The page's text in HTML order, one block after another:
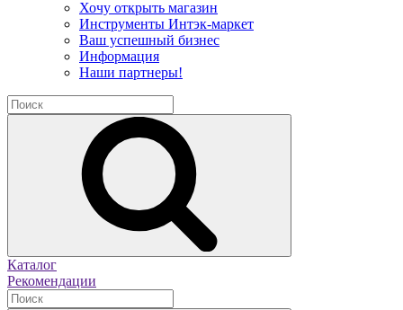
Хочу открыть магазин
Инструменты Интэк-маркет
Ваш успешный бизнес
Информация
Наши партнеры!
Каталог
Рекомендации